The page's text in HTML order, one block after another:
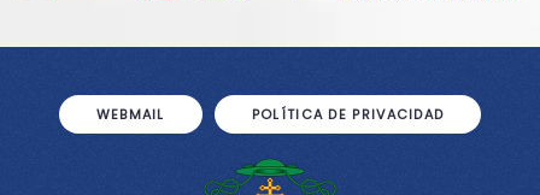
WEBMAIL POLÍTICA DE PRIVACIDAD